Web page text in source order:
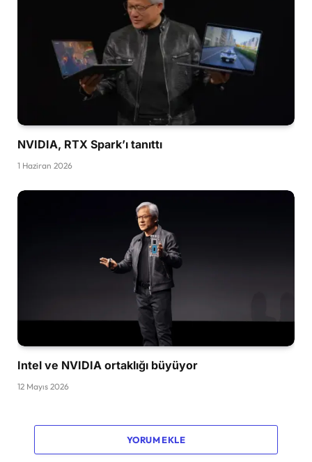
NVIDIA, RTX Spark’ı tanıttı
1 Haziran 2026
Intel ve NVIDIA ortaklığı büyüyor
12 Mayıs 2026
YORUM EKLE